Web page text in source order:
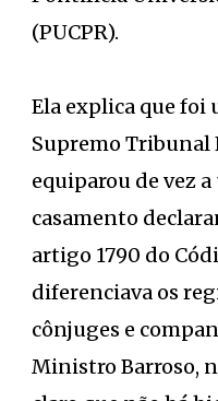
(PUCPR).
Ela explica que foi
Supremo Tribunal
equiparou de vez
casamento
artigo 1790 do
diferenciava os
cônjuges e
Ministro Barroso,